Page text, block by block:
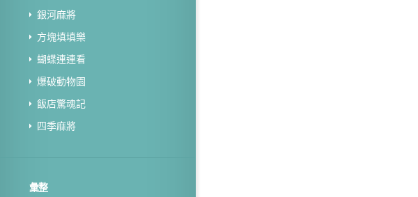
銀河麻將
方塊填填樂
蝴蝶連連看
爆破動物園
飯店驚魂記
四季麻將
彙整